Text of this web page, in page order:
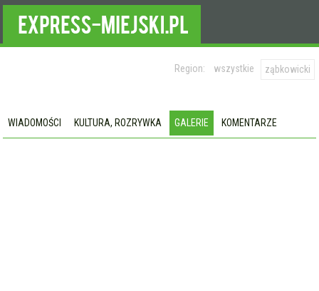
Region: wszystkie ząbkowicki
WIADOMOŚCI KULTURA, ROZRYWKA GALERIE KOMENTARZE